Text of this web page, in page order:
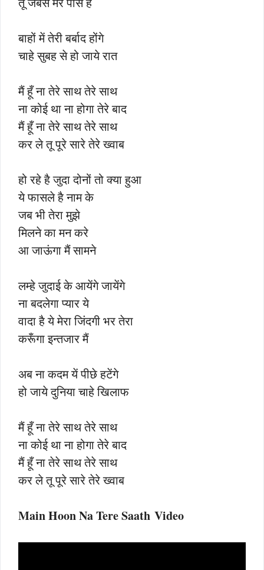
बाहों में तेरी बर्बाद होंगे
चाहे सुबह से हो जाये रात
मैं हूँ ना तेरे साथ तेरे साथ
ना कोई था ना होगा तेरे बाद
मैं हूँ ना तेरे साथ तेरे साथ
कर ले तू पूरे सारे तेरे ख्वाब
हो रहे है जुदा दोनों तो क्या हुआ
ये फासले है नाम के
जब भी तेरा मुझे
मिलने का मन करे
आ जाऊंगा मैं सामने
लम्हे जुदाई के आयेंगे जायेंगे
ना बदलेगा प्यार ये
वादा है ये मेरा जिंदगी भर तेरा
करूँगा इन्तजार मैं
अब ना कदम यें पीछे हटेंगे
हो जाये दुनिया चाहे खिलाफ
मैं हूँ ना तेरे साथ तेरे साथ
ना कोई था ना होगा तेरे बाद
मैं हूँ ना तेरे साथ तेरे साथ
कर ले तू पूरे सारे तेरे ख्वाब
Main Hoon Na Tere Saath Video